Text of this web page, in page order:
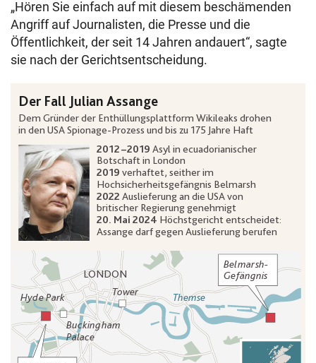
„Hören Sie einfach auf mit diesem beschämenden
Angriff auf Journalisten, die Presse und die
Öffentlichkeit, der seit 14 Jahren andauert“, sagte
sie nach der Gerichtsentscheidung.